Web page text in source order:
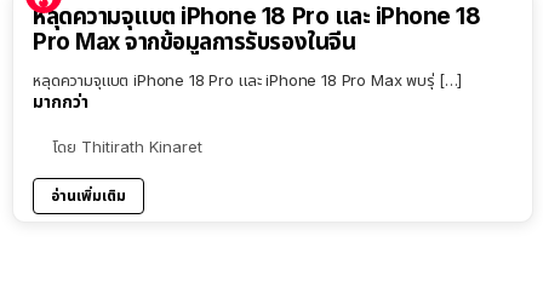
หลุดความจุแบต iPhone 18 Pro และ iPhone 18
Pro Max จากข้อมูลการรับรองในจีน
หลุดความจุแบต iPhone 18 Pro และ iPhone 18 Pro Max พบรุ่ […]
มากกว่า
โดย Thitirath Kinaret
อ่านเพิ่มเติม